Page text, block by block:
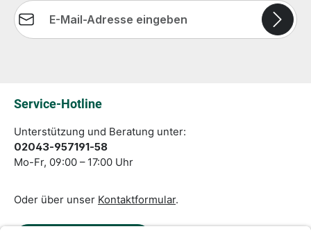
E-Mail-Adresse*
Service-Hotline
Unterstützung und Beratung unter:
02043-957191-58
Mo-Fr, 09:00 – 17:00 Uhr
Oder über unser Kontaktformular.